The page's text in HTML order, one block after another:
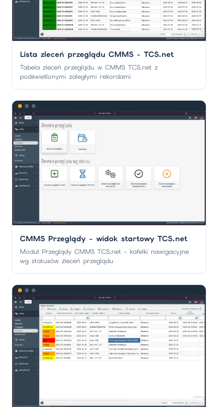
Lista zleceń przeglądu CMMS - TCS.net
Tabela zleceń przeglądu w CMMS TCS.net z
podświetlonymi zaległymi rekordami
CMMS Przeglądy - widok startowy TCS.net
Moduł Przeglądy CMMS TCS.net - kafelki nawigacyjne
wg statusów zleceń przeglądu